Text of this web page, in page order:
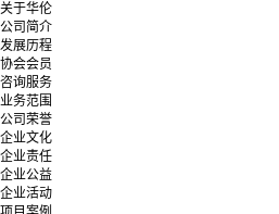
关于华伦
公司简介
发展历程
协会会员
咨询服务
业务范围
公司荣誉
企业文化
企业责任
企业公益
企业活动